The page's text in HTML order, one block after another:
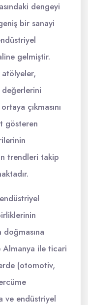
dengeyi
bir sanayi
gelmiştir.
atölyeler,
çıkmasını
gösteren
trendleri takip
doğmasına
Almanya ile ticari
(otomotiv,
ve endüstriyel